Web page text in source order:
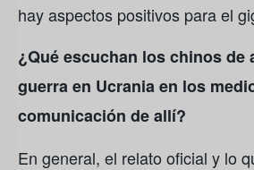
hay aspectos positivos para el
¿Qué escuchan los chinos de
guerra en Ucrania en los
comunicación de allí?
En general, el relato oficial y lo